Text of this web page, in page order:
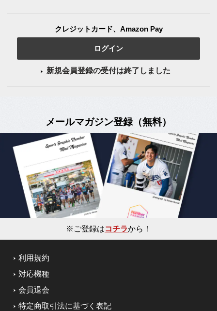
クレジットカード、Amazon Pay
ログイン
新規会員登録の受付は終了しました
メールマガジン登録（無料）
※ご登録はコチラから！
利用規約
対応機種
会員退会
特定商取引法に基づく表記